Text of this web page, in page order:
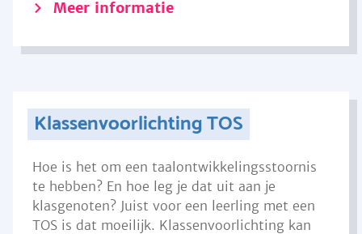
Meer informatie
Klassenvoorlichting TOS
Hoe is het om een taalontwikkelingsstoornis
te hebben? En hoe leg je dat uit aan je
klasgenoten? Juist voor een leerling met een
TOS is dat moeilijk. Klassenvoorlichting kan